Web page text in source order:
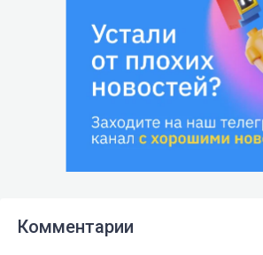
Комментарии